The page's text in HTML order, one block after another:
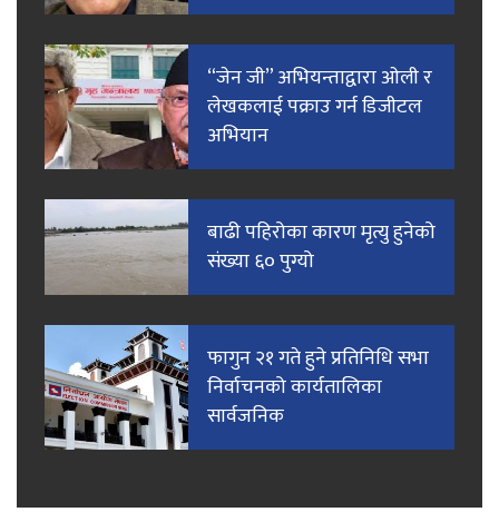
“जेन जी” अभियन्ताद्वारा ओली र
लेखकलाई पक्राउ गर्न डिजीटल
अभियान
बाढी पहिरोका कारण मृत्यु हुनेको
संख्या ६० पुग्यो
फागुन २१ गते हुने प्रतिनिधि सभा
निर्वाचनको कार्यतालिका
सार्वजनिक